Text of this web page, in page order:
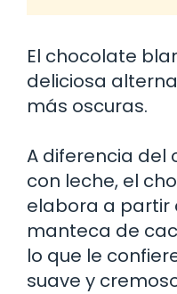
El chocolate
deliciosa
más oscuras.
A diferencia del
con leche, el
elabora a partir
manteca de
lo que le
suave y